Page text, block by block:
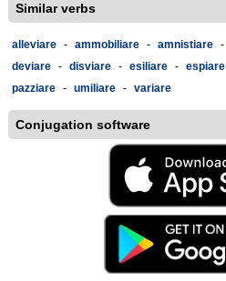
Similar verbs
alleviare - ammobiliare - amnistiare -
deviare - disviare - esiliare - espiare
pazziare - umiliare - variare
Conjugation software